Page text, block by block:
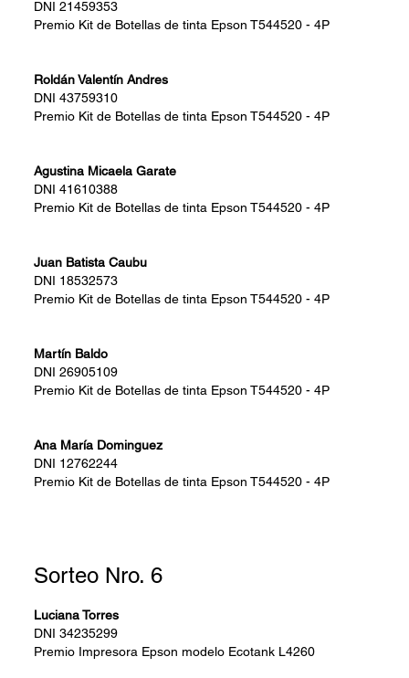
DNI 21459353
Premio Kit de Botellas de tinta Epson T544520 - 4P
Roldán Valentín Andres
DNI 43759310
Premio Kit de Botellas de tinta Epson T544520 - 4P
Agustina Micaela Garate
DNI 41610388
Premio Kit de Botellas de tinta Epson T544520 - 4P
Juan Batista Caubu
DNI 18532573
Premio Kit de Botellas de tinta Epson T544520 - 4P
Martín Baldo
DNI 26905109
Premio Kit de Botellas de tinta Epson T544520 - 4P
Ana María Dominguez
DNI 12762244
Premio Kit de Botellas de tinta Epson T544520 - 4P
Sorteo Nro. 6
Luciana Torres
DNI 34235299
Premio Impresora Epson modelo Ecotank L4260